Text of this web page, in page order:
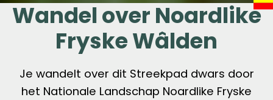
Wandel over Noardlike
Fryske Wâlden
Je wandelt over dit Streekpad dwars door
het Nationale Landschap Noardlike Fryske